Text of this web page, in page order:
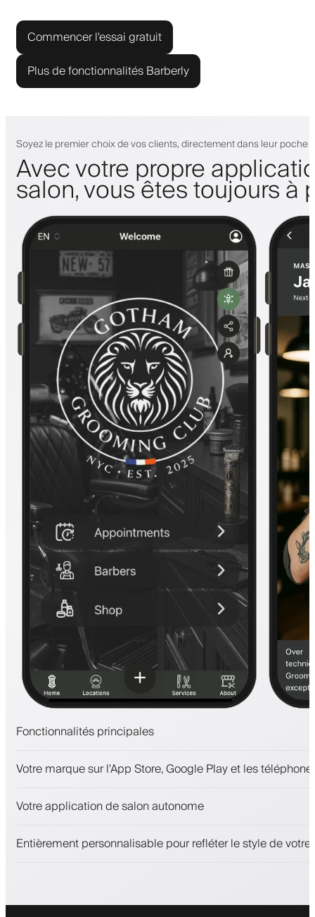
Commencer l'essai gratuit
Plus de fonctionnalités Barberly
Soyez le premier choix de vos clients, directement dans leur poche
Avec votre propre
salon, vous êtes toujours à
Fonctionnalités principales
Paiements, caution
Fidélisez les clients avec un programme de fidélité
Votre marque sur l'App Store, Google Play et les
Votre application de salon autonome
Entièrement personnalisable pour refléter le style de